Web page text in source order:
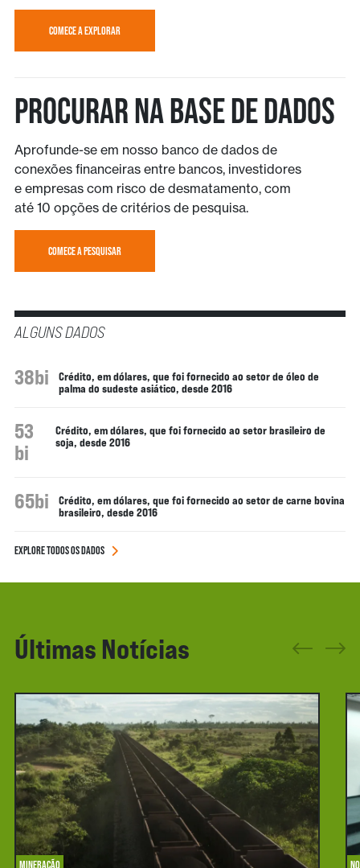
COMECE A EXPLORAR
PROCURAR NA BASE DE DADOS
Aprofunde-se em nosso banco de dados de
conexões financeiras entre bancos, investidores
e empresas com risco de desmatamento, com
até 10 opções de critérios de pesquisa.
COMECE A PESQUISAR
ALGUNS DADOS
38bi
Crédito, em dólares, que foi fornecido ao setor de óleo de
palma do sudeste asiático, desde 2016
53
bi
Crédito, em dólares, que foi fornecido ao setor brasileiro de
soja, desde 2016
65bi
Crédito, em dólares, que foi fornecido ao setor de carne bovina
brasileiro, desde 2016
EXPLORE TODOS OS DADOS
Últimas Notícias
MINERAÇÃO